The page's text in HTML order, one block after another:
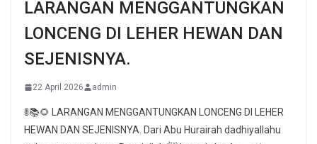
LARANGAN MENGGANTUNGKAN
LONCENG DI LEHER HEWAN DAN
SEJENISNYA.
22 April 2026 admin
🚦📚🌻 LARANGAN MENGGANTUNGKAN LONCENG DI LEHER
HEWAN DAN SEJENISNYA. Dari Abu Hurairah dadhiyallahu